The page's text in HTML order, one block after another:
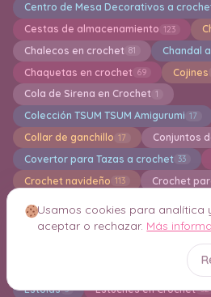
Centro de Mesa Decorativos a
Cestas de almacenamiento 123
Chalecos en crochet 81 Chandal
Chaquetas en crochet 69 Cojines
Cola de Sirena en Crochet 1
Colección TSUM TSUM Amigurumi 17
Collar de ganchillo 17 Conjuntos
Covertor para Tazas a crochet 33
Crochet navideño 113 Crochet
Cuadros de la Abuela en Crochet
Cuidados para Nuestros Tejedores 1
Estolas 3 Estuches en Crochet 32
Usamos cookies para analítica
aceptar o rechazar. Más